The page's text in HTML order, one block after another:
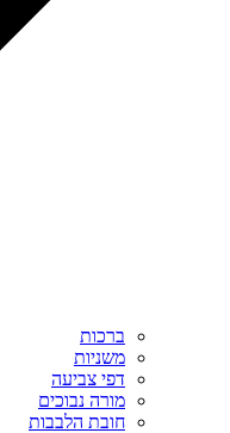
ברכות
משניות
דפי צביעה
מורה נבוכים
חובת הלבבות